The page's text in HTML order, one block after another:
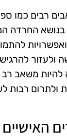
רבים כמו
החרדה
ולעזור
להיות משאב
ולתרום רבות
האישיים